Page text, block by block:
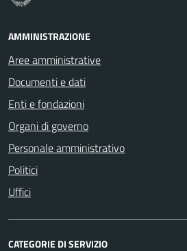
AMMINISTRAZIONE
Aree amministrative
Documenti e dati
Enti e fondazioni
Organi di governo
Personale amministrativo
Politici
Uffici
CATEGORIE DI SERVIZIO